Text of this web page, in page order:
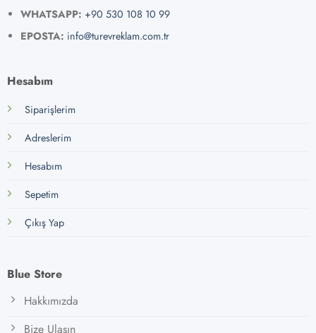
WHATSAPP: +90 530 108 10 99
EPOSTA: info@turevreklam.com.tr
Hesabım
Siparişlerim
Adreslerim
Hesabım
Sepetim
Çıkış Yap
Blue Store
Hakkımızda
Bize Ulaşın